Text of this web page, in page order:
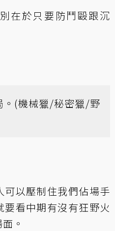
在於只要防鬥毆跟沉
(機械獵/秘密獵/野
以壓制住我們佔場手
看中期有沒有狂野火
。